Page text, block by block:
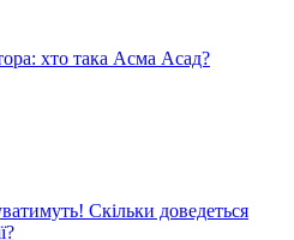
хто така Асма Асад?
Скільки доведеться